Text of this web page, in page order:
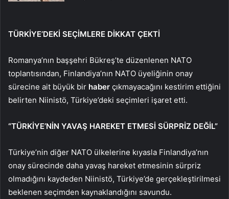
TÜRKİYE’DEKİ SEÇİMLERE DİKKAT ÇEKTİ
Romanya’nın başşehri Bükreş’te düzenlenen NATO
toplantısından, Finlandiya’nın NATO üyeliğinin onay
sürecine ait büyük bir haber çıkmayacağını kestirim ettiğini
belirten Niinistö, Türkiye’deki seçimleri işaret etti.
“TÜRKİYE’NİN YAVAŞ HAREKET ETMESİ SÜRPRİZ DEĞİL”
Türkiye’nin diğer NATO ülkelerine kıyasla Finlandiya’nın
onay sürecinde daha yavaş hareket etmesinin sürpriz
olmadığını kaydeden Niinistö, Türkiye’de gerçekleştirilmesi
beklenen seçimden kaynaklandığını savundu.